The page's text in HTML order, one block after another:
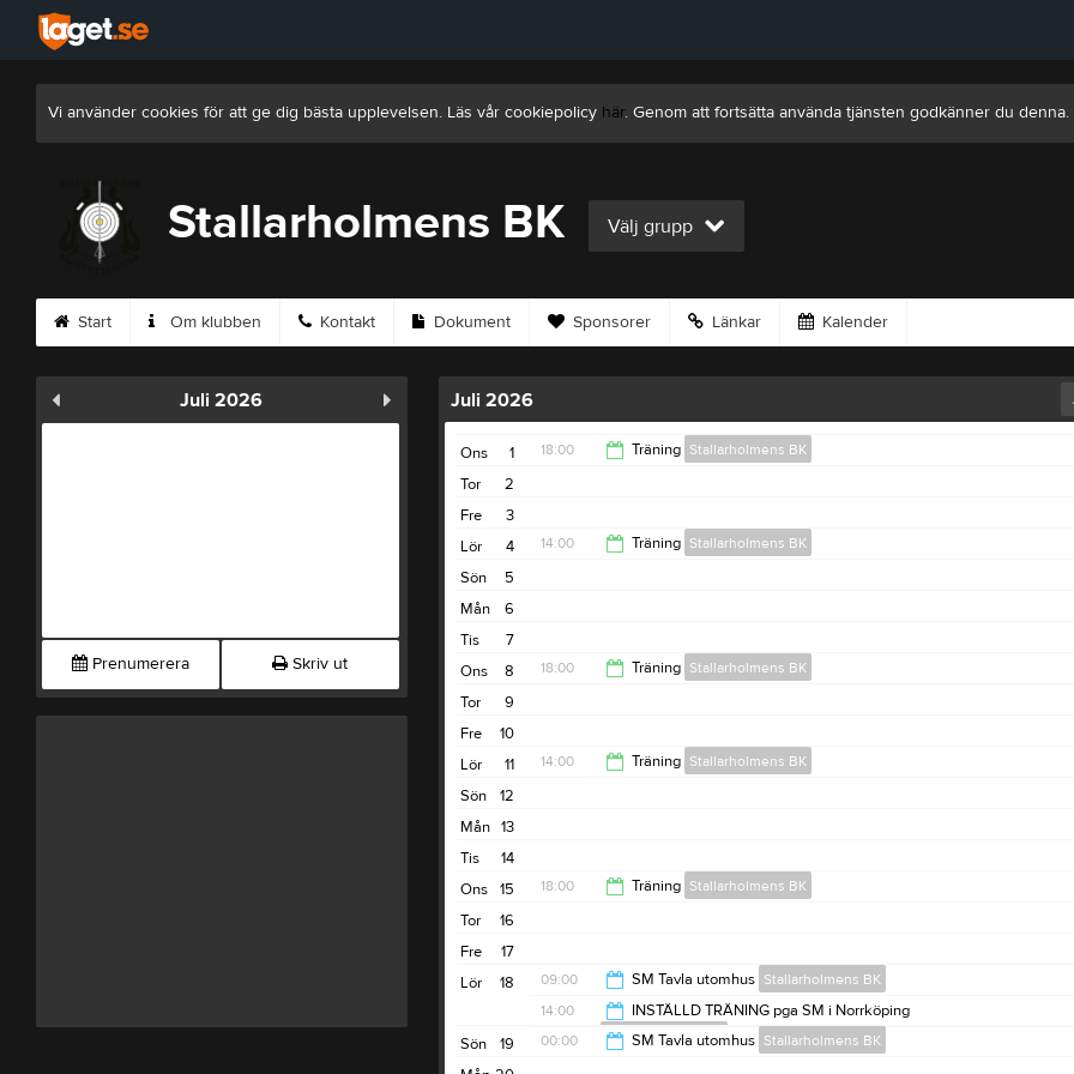
Vi använder cookies för att ge dig bästa upplevelsen. Läs vår cookiepolicy här. Genom att fortsätta använda tjänsten godkänner du denna.
Stallarholmens BK Välj grupp
Start Om klubben Kontakt Dokument Sponsorer Länkar Kalender
Juli 2026
Prenumerera Skriv ut
Juli 2026
1
Ons 18:00 Träning Stallarholmens BK
2
Tor
3
Fre
4
Lör 14:00 Träning Stallarholmens BK
5
Sön
6
Mån
7
Tis
8
Ons 18:00 Träning Stallarholmens BK
9
Tor
10
Fre
11
Lör 14:00 Träning Stallarholmens BK
12
Sön
13
Mån
14
Tis
15
Ons 18:00 Träning Stallarholmens BK
16
Tor
17
Fre
18
Lör 09:00 SM Tavla utomhus Stallarholmens BK
00:00
14:00
INSTÄLLD TRÄNING pga SM i Norrköping
Stallarholmens BK
19
Sön 00:00 SM Tavla utomhus Stallarholmens BK